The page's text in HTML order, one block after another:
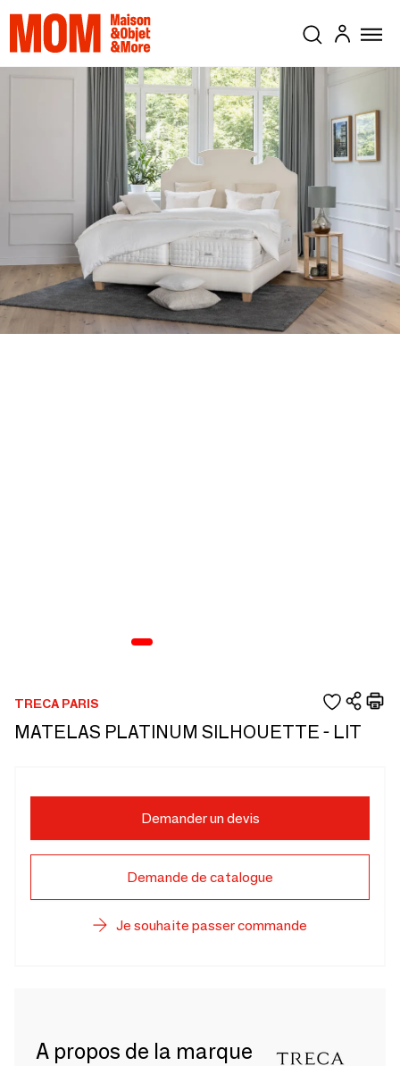
TRECA PARIS
MATELAS PLATINUM SILHOUETTE - LIT
Demander un devis
Demande de catalogue
Je souhaite passer commande
A propos de la marque